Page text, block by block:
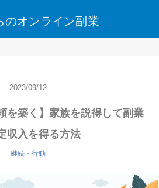
のオンライン副業
2023/09/12
を築く】家族を説得して副業
収入を得る方法
継続・行動